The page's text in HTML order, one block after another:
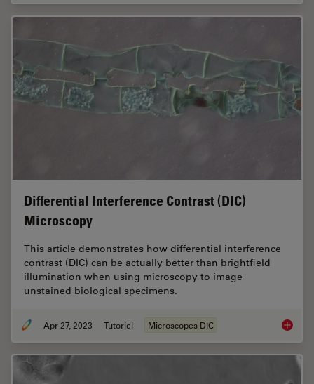
Differential Interference Contrast (DIC)
Microscopy
This article demonstrates how differential interference
contrast (DIC) can be actually better than brightfield
illumination when using microscopy to image
unstained biological specimens.
Apr 27, 2023 Tutoriel Microscopes DIC